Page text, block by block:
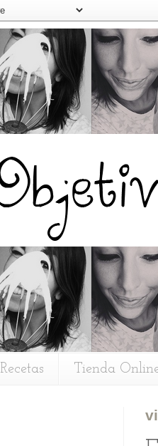
Recetas Tienda